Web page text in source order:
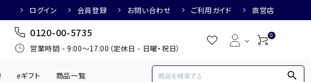
ログイン 会員登録 お問い合わせ ご利用ガイド 直営店
0120-00-5735
営業時間 - 9:00～17:00（定休日 - 日曜・祝日）
0
eギフト 商品一覧 search